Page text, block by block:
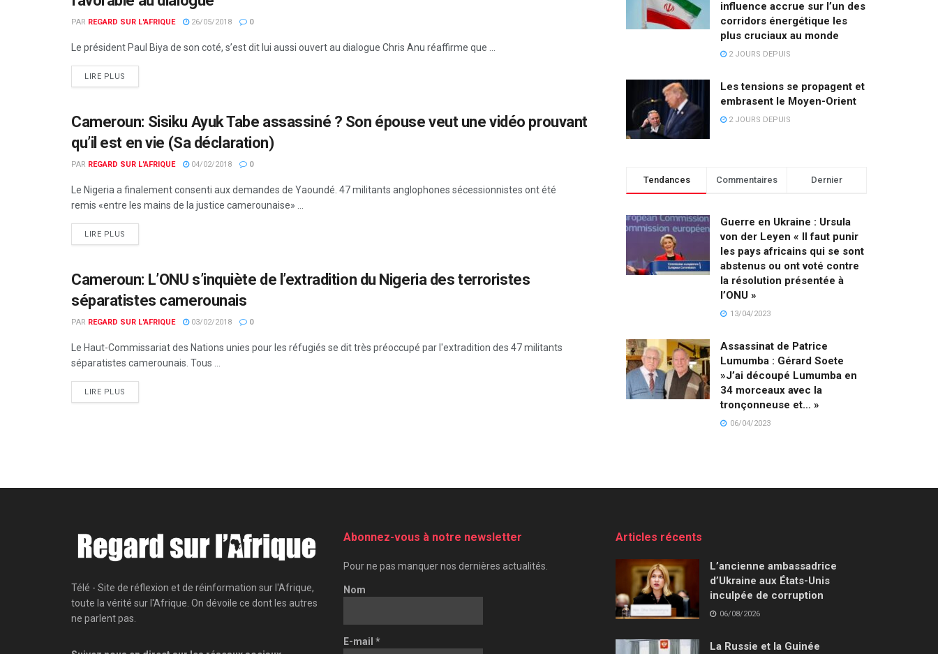
PAR REGARD SUR L'AFRIQUE 26/05/2018 0
Le président Paul Biya de son coté, s’est dit lui aussi ouvert au dialogue Chris Anu réaffirme que ...
LIRE PLUS
ACTUALITÉS PAR PAYS
Cameroun: Sisiku Ayuk Tabe assassiné ? Son épouse veut une vidéo prouvant
qu’il est en vie (Sa déclaration)
PAR REGARD SUR L'AFRIQUE 04/02/2018 0
Le Nigeria a finalement consenti aux demandes de Yaoundé. 47 militants anglophones sécessionnistes ont été
remis «entre les mains de la justice camerounaise» ...
LIRE PLUS
ACTUALITÉS PAR PAYS
Cameroun: L’ONU s’inquiète de l’extradition du Nigeria des terroristes
séparatistes camerounais
PAR REGARD SUR L'AFRIQUE 03/02/2018 0
Le Haut-Commissariat des Nations unies pour les réfugiés se dit très préoccupé par l'extradition des 47 militants
séparatistes camerounais. Tous ...
LIRE PLUS
influence accrue sur l’un des
corridors énergétique les
plus cruciaux au monde
2 JOURS DEPUIS
Les tensions se propagent et
embrasent le Moyen-Orient
2 JOURS DEPUIS
Tendances Commentaires Dernier
Guerre en Ukraine : Ursula
von der Leyen « Il faut punir
les pays africains qui se sont
abstenus ou ont voté contre
la résolution présentée à
l’ONU »
13/04/2023
Assassinat de Patrice
Lumumba : Gérard Soete
»J’ai découpé Lumumba en
34 morceaux avec la
tronçonneuse et… »
06/04/2023
Télé - Site de réflexion et de réinformation sur l'Afrique,
toute la vérité sur l'Afrique. On dévoile ce dont les autres
ne parlent pas.
Abonnez-vous à notre newsletter
Pour ne pas manquer nos dernières actualités.
Nom
E-mail *
Articles récents
L’ancienne ambassadrice
d’Ukraine aux États-Unis
inculpée de corruption
06/08/2026
La Russie et la Guinée